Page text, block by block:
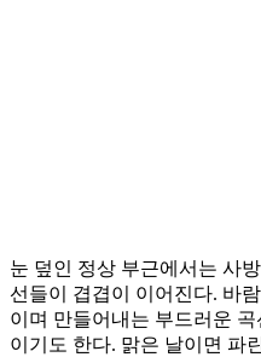
눈 덮인 정상 부근에서는 사
선들이 겹겹이 이어진다. 바
이며 만들어내는 부드러운
이기도 한다. 맑은 날이면 파